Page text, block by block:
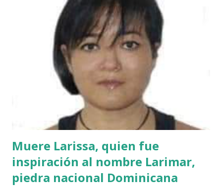
Muere Larissa, quien fue
inspiración al nombre Larimar,
piedra nacional Dominicana